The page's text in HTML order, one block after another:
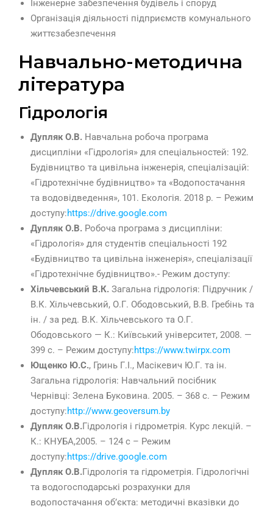
Інженерне забезпечення будівель і споруд
Організація діяльності підприємств комунального
життєзабезпечення
Навчально-методична
література
Гідрологія
Дупляк О.В. Навчальна робоча програма
дисципліни «Гідрологія» для спеціальностей: 192.
Будівництво та цивільна інженерія, спеціалізацій:
«Гідротехнічне будівництво» та «Водопостачання
та водовідведення», 101. Екологія. 2018 р. – Режим
доступу:https://drive.google.com
Дупляк О.В. Робоча програма з дисципліни:
«Гідрологія» для студентів спеціальності 192
«Будівництво та цивільна інженерія», спеціалізації
«Гідротехнічне будівництво».- Режим доступу:
Хільчевський В.К. Загальна гідрологія: Підручник /
В.К. Хільчевський, О.Г. Ободовський, В.В. Гребінь та
ін. / за ред. В.К. Хільчевського та О.Г.
Ободовського — К.: Київський університет, 2008. —
399 с. – Режим доступу:https://www.twirpx.com
Ющенко Ю.С., Гринь Г.І., Масікевич Ю.Г. та ін.
Загальна гідрологія: Навчальний посібник
Чернівці: Зелена Буковина. 2005. – 368 с. – Режим
доступу:http://www.geoversum.by
Дупляк О.В.Гідрологія і гідрометрія. Курс лекцій. –
К.: КНУБА,2005. – 124 с – Режим
доступу:https://drive.google.com
Дупляк О.В.Гідрологія та гідрометрія. Гідрологічні
та водогосподарські розрахунки для
водопостачання об’єкта: методичні вказівки до